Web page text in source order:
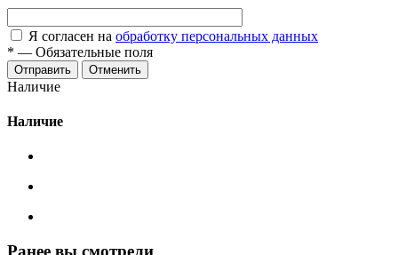
Я согласен на обработку персональных данных
* — Обязательные поля
Отменить
Наличие
Наличие
Ранее вы смотрели